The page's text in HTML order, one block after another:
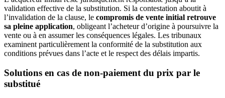
validation effective de la substitution. Si la contestation aboutit à
l’invalidation de la clause, le compromis de vente initial retrouve
sa pleine application, obligeant l’acheteur d’origine à poursuivre la
vente ou à en assumer les conséquences légales. Les tribunaux
examinent particulièrement la conformité de la substitution aux
conditions prévues dans l’acte et le respect des délais impartis.
Solutions en cas de non-paiement du prix par le
substitué